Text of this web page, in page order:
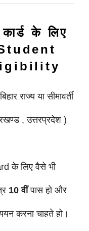
के लिए
राज्य या सीमावर्ती
, उत्तरप्रदेश )
के लिए वैसे भी
10 वींपास हो और
करना चाहते हो।